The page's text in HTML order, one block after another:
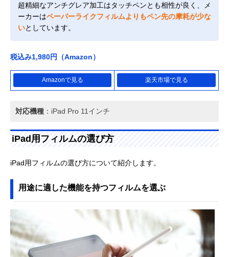
超精細なアンチグレア加工はタッチペンとも相性が良く、メ
ーカーはペーパーライクフィルムよりもペン先の摩耗が少な
いとしています。
税込み1,980円（Amazon）
Amazonで見る 楽天市場で見る
対応機種 ：iPad Pro 11インチ
iPad用フィルムの選び方
iPad用フィルムの選び方について紹介します。
用途に適した機能を持つフィルムを選ぶ